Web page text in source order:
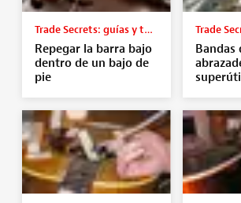
Trade Secrets: guías y tutoriales
Repegar la barra bajo
dentro de un bajo de
pie
Bandas